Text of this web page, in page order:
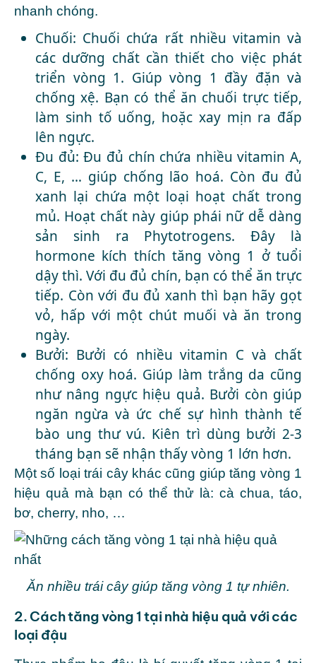
nhanh chóng.
Chuối: Chuối chứa rất nhiều vitamin và
các dưỡng chất cần thiết cho việc phát
triển vòng 1. Giúp vòng 1 đầy đặn và
chống xệ. Bạn có thể ăn chuối trực tiếp,
làm sinh tố uống, hoặc xay mịn ra đấp
lên ngực.
Đu đủ: Đu đủ chín chứa nhiều vitamin A,
C, E, … giúp chống lão hoá. Còn đu đủ
xanh lại chứa một loại hoạt chất trong
mủ. Hoạt chất này giúp phái nữ dễ dàng
sản sinh ra Phytotrogens. Đây là
hormone kích thích tăng vòng 1 ở tuổi
dậy thì. Với đu đủ chín, bạn có thể ăn trực
tiếp. Còn với đu đủ xanh thì bạn hãy gọt
vỏ, hấp với một chút muối và ăn trong
ngày.
Bưởi: Bưởi có nhiều vitamin C và chất
chống oxy hoá. Giúp làm trắng da cũng
như nâng ngựchiệu quả. Bưởi còn giúp
ngăn ngừa và ức chế sự hình thành tế
bào ung thư vú. Kiên trì dùng bưởi 2-3
tháng bạn sẽ nhận thấy vòng 1 lớn hơn.
Một số loại trái cây khác cũng giúp tăng vòng 1
hiệu quả mà bạn có thể thử là: cà chua, táo,
bơ, cherry, nho, …
Ăn nhiều trái cây giúp tăng vòng 1 tự nhiên.
2. Cách tăng vòng 1 tại nhà hiệu quả với các
loại đậu